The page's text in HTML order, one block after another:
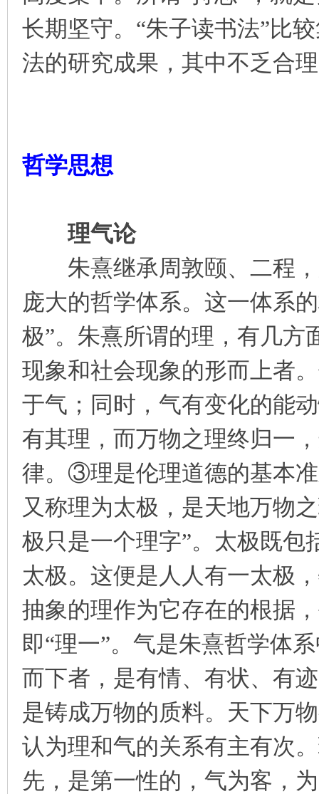
长期坚守。“朱子读书法”比
法的研究成果，其中不乏合
哲学思想
理气论
朱熹继承周敦颐、二程，
庞大的哲学体系。这一体系
极”。朱熹所谓的理，有几
现象和社会现象的形而上者
于气；同时，气有变化的能
有其理，而万物之理终归一
律。③理是伦理道德的基本
又称理为太极，是天地万物
极只是一个理字”。太极既包
太极。这便是人人有一太极
抽象的理作为它存在的根据
即“理一”。气是朱熹哲学体
而下者，是有情、有状、有
是铸成万物的质料。天下万
认为理和气的关系有主有次
先，是第一性的，气为客，